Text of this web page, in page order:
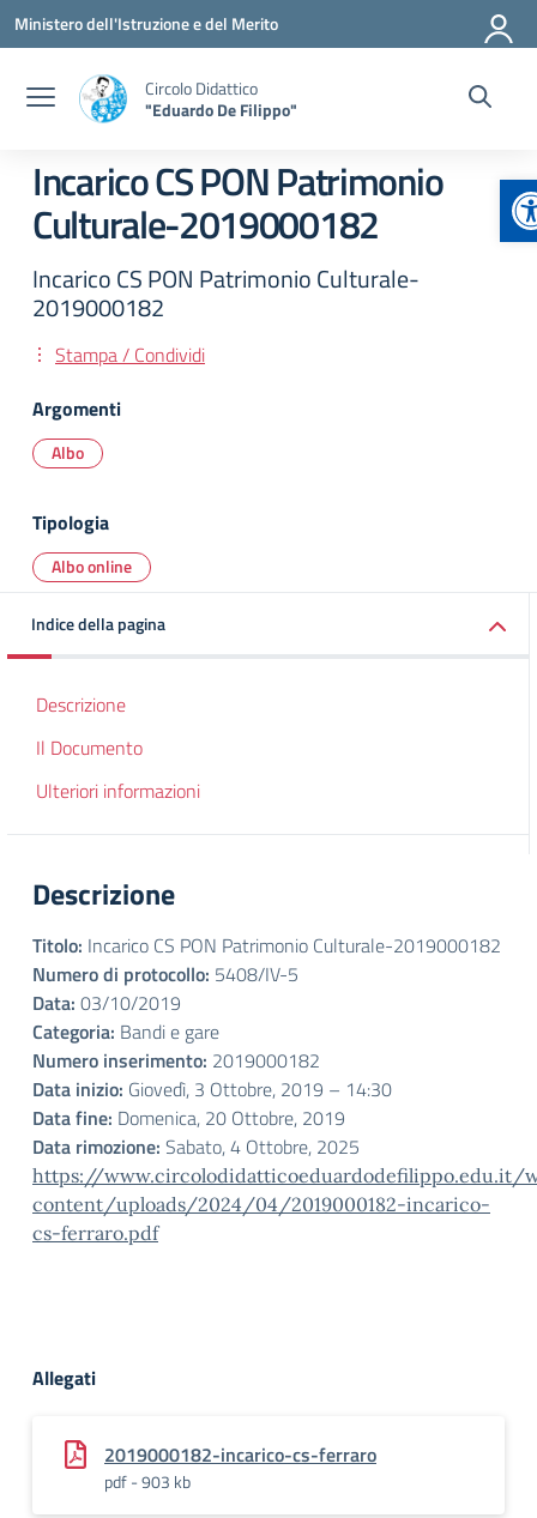
Vai ai contenuti
Vai al menu di navigazione
Vai al footer
Ministero dell'Istruzione e del Merito
Circolo Didattico
"Eduardo De Filippo"
Incarico CS PON Patrimonio
Culturale-2019000182
Incarico CS PON Patrimonio Culturale-
2019000182
Stampa / Condividi
Argomenti
Albo
Tipologia
Albo online
Indice della pagina
Descrizione
Il Documento
Ulteriori informazioni
Descrizione
Titolo: Incarico CS PON Patrimonio Culturale-2019000182
Numero di protocollo: 5408/IV-5
Data: 03/10/2019
Categoria: Bandi e gare
Numero inserimento: 2019000182
Data inizio: Giovedì, 3 Ottobre, 2019 – 14:30
Data fine: Domenica, 20 Ottobre, 2019
Data rimozione: Sabato, 4 Ottobre, 2025
https://www.circolodidatticoeduardodefilippo.edu.it/
content/uploads/2024/04/2019000182-incarico-
cs-ferraro.pdf
Allegati
2019000182-incarico-cs-ferraro
pdf - 903 kb